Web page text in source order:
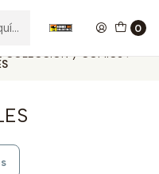
0
COLECCIÓN y COMICS